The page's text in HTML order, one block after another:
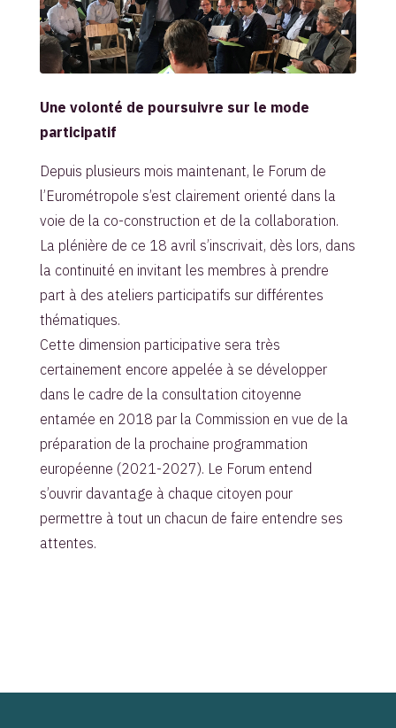
Une volonté de poursuivre sur le mode
participatif
Depuis plusieurs mois maintenant, le Forum de
l’Eurométropole s’est clairement orienté dans la
voie de la co-construction et de la collaboration.
La plénière de ce 18 avril s’inscrivait, dès lors, dans
la continuité en invitant les membres à prendre
part à des ateliers participatifs sur différentes
thématiques.
Cette dimension participative sera très
certainement encore appelée à se développer
dans le cadre de la consultation citoyenne
entamée en 2018 par la Commission en vue de la
préparation de la prochaine programmation
européenne (2021-2027). Le Forum entend
s’ouvrir davantage à chaque citoyen pour
permettre à tout un chacun de faire entendre ses
attentes.